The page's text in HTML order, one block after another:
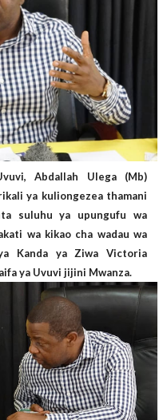
Abdallah Ulega (Mb)
ya kuliongezea thamani
suluhu ya upungufu wa
wa kikao cha wadau wa
Kanda ya Ziwa Victoria
ya Uvuvi jijini Mwanza.